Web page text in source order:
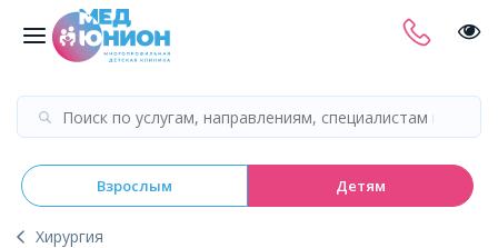
Взрослым Детям
Хирургия